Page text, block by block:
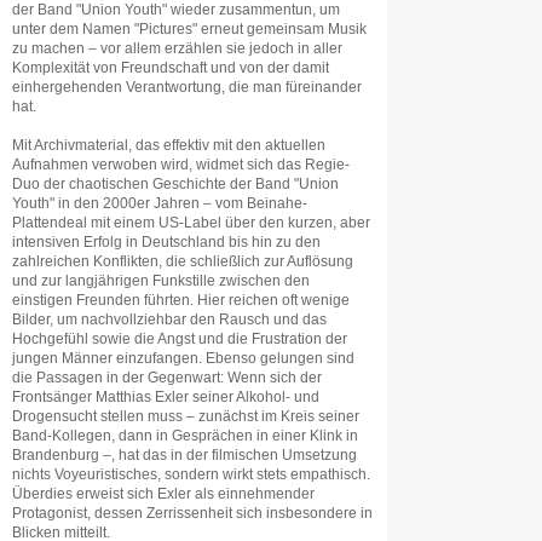
der Band "Union Youth" wieder zusammentun, um
unter dem Namen "Pictures" erneut gemeinsam Musik
zu machen – vor allem erzählen sie jedoch in aller
Komplexität von Freundschaft und von der damit
einhergehenden Verantwortung, die man füreinander
hat.
Mit Archivmaterial, das effektiv mit den aktuellen
Aufnahmen verwoben wird, widmet sich das Regie-
Duo der chaotischen Geschichte der Band "Union
Youth" in den 2000er Jahren – vom Beinahe-
Plattendeal mit einem US-Label über den kurzen, aber
intensiven Erfolg in Deutschland bis hin zu den
zahlreichen Konflikten, die schließlich zur Auflösung
und zur langjährigen Funkstille zwischen den
einstigen Freunden führten. Hier reichen oft wenige
Bilder, um nachvollziehbar den Rausch und das
Hochgefühl sowie die Angst und die Frustration der
jungen Männer einzufangen. Ebenso gelungen sind
die Passagen in der Gegenwart: Wenn sich der
Frontsänger Matthias Exler seiner Alkohol- und
Drogensucht stellen muss – zunächst im Kreis seiner
Band-Kollegen, dann in Gesprächen in einer Klink in
Brandenburg –, hat das in der filmischen Umsetzung
nichts Voyeuristisches, sondern wirkt stets empathisch.
Überdies erweist sich Exler als einnehmender
Protagonist, dessen Zerrissenheit sich insbesondere in
Blicken mitteilt.